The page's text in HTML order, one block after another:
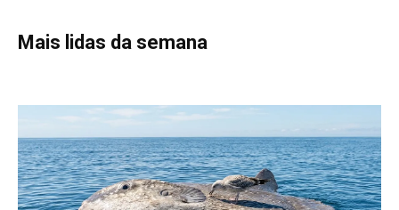
Mais lidas da semana